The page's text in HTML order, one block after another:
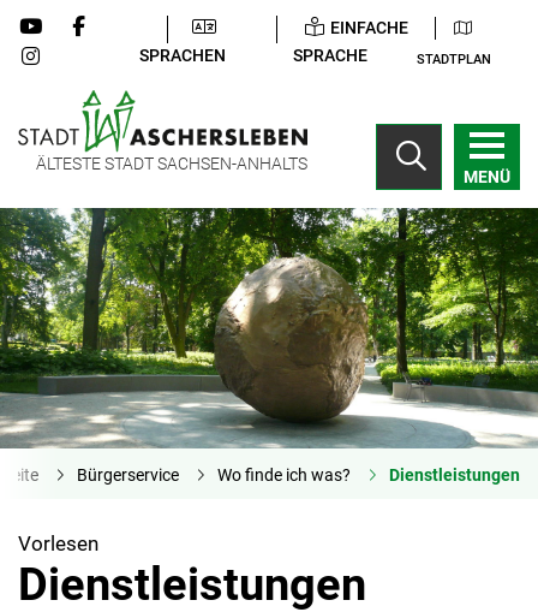
SPRACHEN
EINFACHE
SPRACHE
STADTPLAN
ÄLTESTE STADT SACHSEN-ANHALTS
MENÜ
Bürgerservice Wo finde ich was? Dienstleistungen
Vorlesen
Dienstleistungen